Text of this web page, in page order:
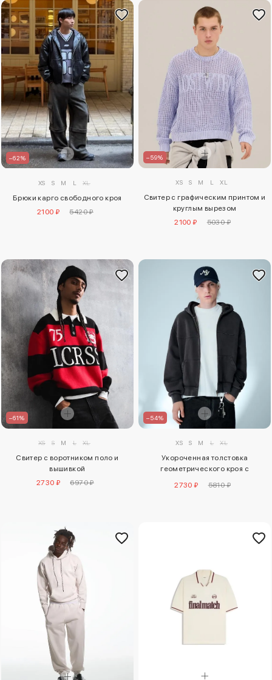
–62%
XS S M L XL
Брюки карго свободного кроя
2100 ₽
5420 ₽
–59%
XS S M L XL
Свитер с графическим принтом и
круглым вырезом
2100 ₽
5030 ₽
–61%
XS S M L XL
Свитер с воротником поло и
вышивкой
2730 ₽
6970 ₽
–54%
XS S M L XL
Укороченная толстовка
геометрического кроя с
2730 ₽ 5810 ₽